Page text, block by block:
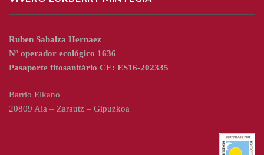
Ruben Sabalza Hernaez
Nº operador ecológico 1636
Pasaporte fitosanitário CE: ES16-202335
Barrio Elkano
20809 Aia – Zarautz – Gipuzkoa